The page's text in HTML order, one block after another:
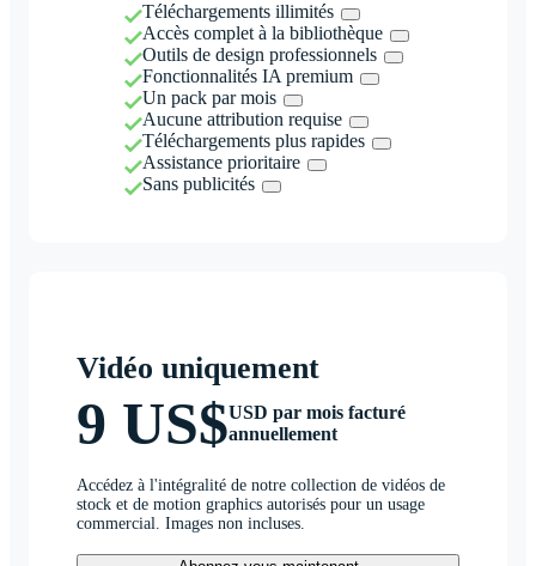
Téléchargements illimités
Accès complet à la bibliothèque
Outils de design professionnels
Fonctionnalités IA premium
Un pack par mois
Aucune attribution requise
Téléchargements plus rapides
Assistance prioritaire
Sans publicités
Vidéo uniquement
9 US$USD par mois facturé
annuellement
Accédez à l'intégralité de notre collection de vidéos de
stock et de motion graphics autorisés pour un usage
commercial. Images non incluses.